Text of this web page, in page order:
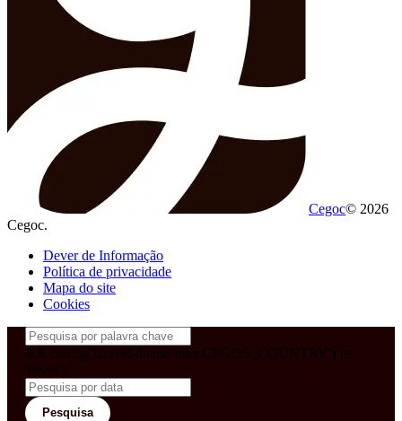
Cegoc© 2026
Cegoc.
Dever de Informação
Política de privacidade
Mapa do site
Cookies
&& config('laravel-theme-inter.CEGOS_COUNTRY') !=
'neves')
Pesquisa